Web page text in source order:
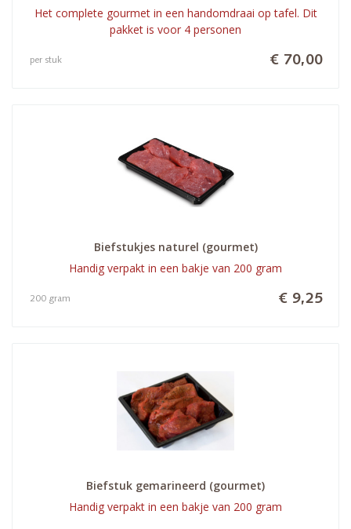
Het complete gourmet in een handomdraai op tafel. Dit
pakket is voor 4 personen
€ 70,00
per stuk
Biefstukjes naturel (gourmet)
Handig verpakt in een bakje van 200 gram
€ 9,25
200 gram
Biefstuk gemarineerd (gourmet)
Handig verpakt in een bakje van 200 gram